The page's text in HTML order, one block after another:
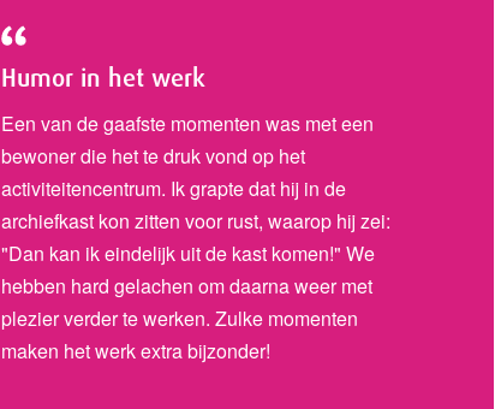
Humor in het werk
Een van de gaafste momenten was met een
bewoner die het te druk vond op het
activiteitencentrum. Ik grapte dat hij in de
archiefkast kon zitten voor rust, waarop hij zei:
"Dan kan ik eindelijk uit de kast komen!" We
hebben hard gelachen om daarna weer met
plezier verder te werken. Zulke momenten
maken het werk extra bijzonder!